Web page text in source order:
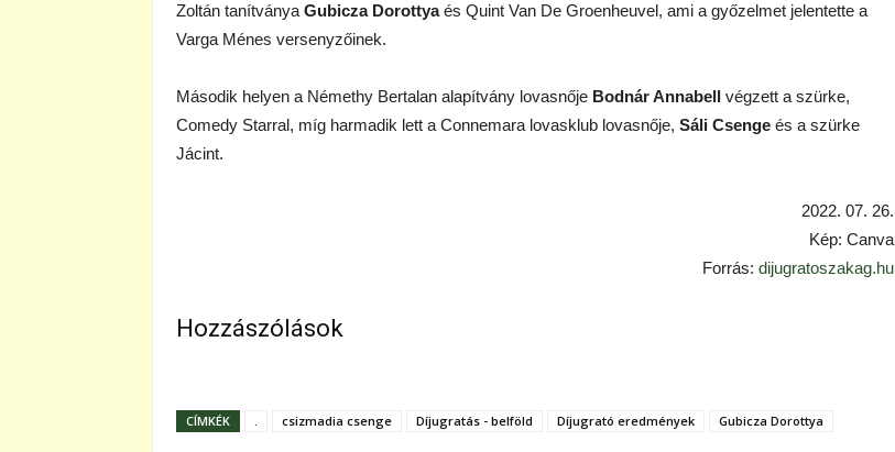
Zoltán tanítványa Gubicza Dorottyaés Quint Van De Groenheuvel, ami a győzelmet jelentette a
Varga Ménes versenyzőinek.
Második helyen a Némethy Bertalan alapítvány lovasnője Bodnár Annabell végzett a szürke,
Comedy Starral, míg harmadik lett a Connemara lovasklub lovasnője, Sáli Csenge és a szürke
Jácint.
2022. 07. 26.
Kép: Canva
Forrás: dijugratoszakag.hu
Hozzászólások
CÍMKÉK . csizmadia csenge Díjugratás - belföld Díjugrató eredmények Gubicza Dorottya